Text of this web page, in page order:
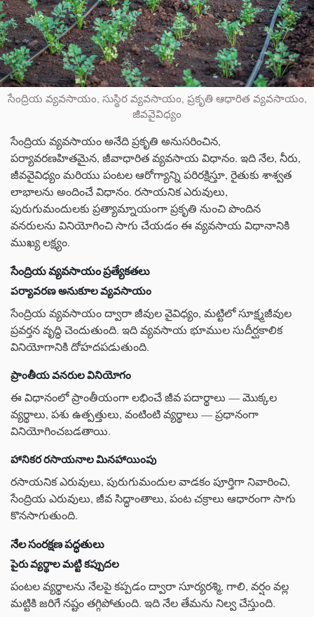
సేంద్రియ వ్యవసాయం, సుస్థిర వ్యవసాయం, ప్రకృతి ఆధారిత వ్యవసాయం,
జీవవైవిధ్యం
సేంద్రియ వ్యవసాయం అనేది ప్రకృతి అనుసరించిన,
పర్యావరణహితమైన, జీవాధారిత వ్యవసాయ విధానం. ఇది నేల, నీరు,
జీవవైవిధ్యం మరియు పంటల ఆరోగ్యాన్ని పరిరక్షిస్తూ, రైతుకు శాశ్వత
లాభాలను అందించే విధానం. రసాయనిక ఎరువులు,
పురుగుమందులకు ప్రత్యామ్నాయంగా ప్రకృతి నుంచి పొందిన
వనరులను వినియోగించి సాగు చేయడం ఈ వ్యవసాయ విధానానికి
ముఖ్య లక్ష్యం.
సేంద్రియ వ్యవసాయం ప్రత్యేకతలు
పర్యావరణ అనుకూల వ్యవసాయం
సేంద్రియ వ్యవసాయం ద్వారా జీవుల వైవిధ్యం, మట్టిలో సూక్ష్మజీవుల
ప్రవర్తన వృద్ధి చెందుతుంది. ఇది వ్యవసాయ భూముల సుదీర్ఘకాలిక
వినియోగానికి దోహదపడుతుంది.
ప్రాంతీయ వనరుల వినియోగం
ఈ విధానంలో ప్రాంతీయంగా లభించే జీవ పదార్థాలు — మొక్కల
వ్యర్థాలు, పశు ఉత్పత్తులు, వంటింటి వ్యర్థాలు — ప్రధానంగా
వినియోగించబడతాయి.
హానికర రసాయనాల మినహాయింపు
రసాయనిక ఎరువులు, పురుగుమందుల వాడకం పూర్తిగా నివారించి,
సేంద్రియ ఎరువులు, జీవ సిద్ధాంతాలు, పంట చక్రాలు ఆధారంగా సాగు
కొనసాగుతుంది.
నేల సంరక్షణ పద్ధతులు
పైరు వ్యర్థాల మట్టి కప్పుదల
పంటల వ్యర్థాలను నేలపై కప్పడం ద్వారా సూర్యరశ్మి, గాలి, వర్షం వల్ల
మట్టికి జరిగే నష్టం తగ్గిపోతుంది. ఇది నేల తేమను నిల్వ చేస్తుంది.